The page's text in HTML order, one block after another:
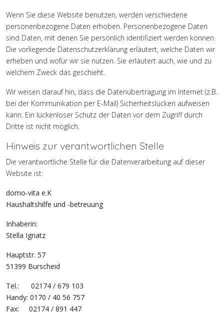
Wenn Sie diese Website benutzen, werden verschiedene
personenbezogene Daten erhoben. Personenbezogene Daten
sind Daten, mit denen Sie persönlich identifiziert werden können.
Die vorliegende Datenschutzerklärung erläutert, welche Daten wir
erheben und wofür wir sie nutzen. Sie erläutert auch, wie und zu
welchem Zweck das geschieht.
Wir weisen darauf hin, dass die Datenübertragung im Internet (z.B.
bei der Kommunikation per E-Mail) Sicherheitslücken aufweisen
kann. Ein lückenloser Schutz der Daten vor dem Zugriff durch
Dritte ist nicht möglich.
Hinweis zur verantwortlichen Stelle
Die verantwortliche Stelle für die Datenverarbeitung auf dieser
Website ist:
domo-vita e.K
Haushaltshilfe und -betreuung
Inhaberin:
Stella Ignatz
Hauptstr. 57
51399 Burscheid
Tel.: 02174 / 679 103
Handy: 0170 / 40 56 757
Fax: 02174 / 891 447